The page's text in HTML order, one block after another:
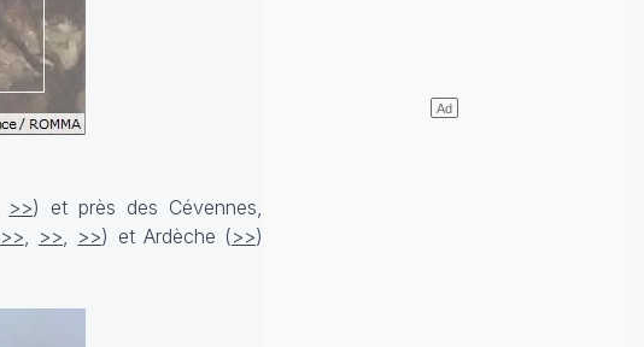
>>) et près des Cévennes,
>> >> >>) et Ardèche (>>)